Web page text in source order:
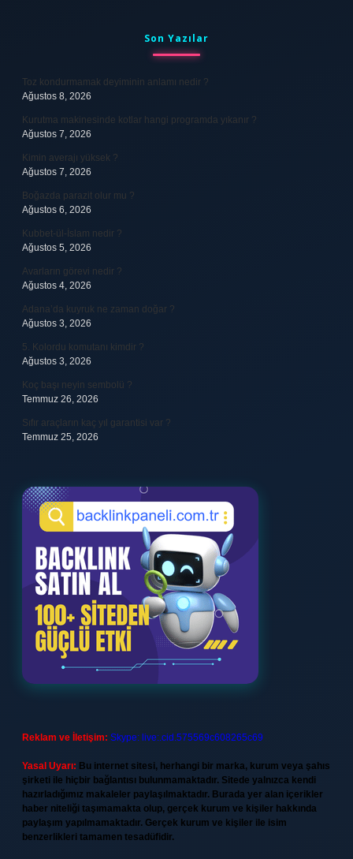
Son Yazılar
Toz kondurmamak deyiminin anlamı nedir ?
Ağustos 8, 2026
Kurutma makinesinde kotlar hangi programda yıkanır ?
Ağustos 7, 2026
Kimin averajı yüksek ?
Ağustos 7, 2026
Boğazda parazit olur mu ?
Ağustos 6, 2026
Kubbet-ül-İslam nedir ?
Ağustos 5, 2026
Avarların görevi nedir ?
Ağustos 4, 2026
Adana’da kuyruk ne zaman doğar ?
Ağustos 3, 2026
5. Kolordu komutanı kimdir ?
Ağustos 3, 2026
Koç başı neyin sembolü ?
Temmuz 26, 2026
Sıfır araçların kaç yıl garantisi var ?
Temmuz 25, 2026
Reklam ve İletişim: Skype: live:.cid.575569c608265c69
Yasal Uyarı: Bu internet sitesi, herhangi bir marka, kurum veya şahıs
şirketi ile hiçbir bağlantısı bulunmamaktadır. Sitede yalnızca kendi
hazırladığımız makaleler paylaşılmaktadır. Burada yer alan içerikler
haber niteliği taşımamakta olup, gerçek kurum ve kişiler hakkında
paylaşım yapılmamaktadır. Gerçek kurum ve kişiler ile isim
benzerlikleri tamamen tesadüfidir.